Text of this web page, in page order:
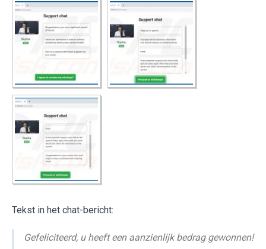
Tekst in het chat-bericht:
Gefeliciteerd, u heeft een aanzienlijk bedrag gewonnen!